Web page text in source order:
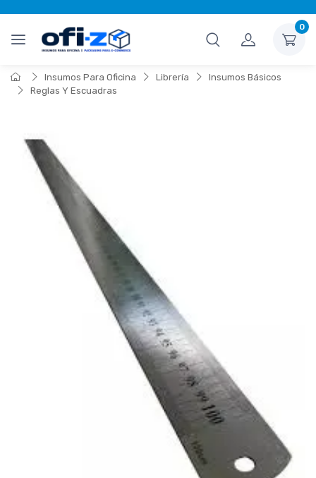
0
Insumos Para Oficina Librería
Insumos Básicos
Reglas Y Escuadras